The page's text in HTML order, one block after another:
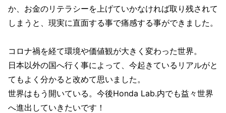
か、お金のリテラシーを上げていかなければ取り残されて
しまうと、現実に直面する事で痛感する事ができました。
コロナ禍を経て環境や価値観が大きく変わった世界。
日本以外の国へ行く事によって、今起きているリアルがと
てもよく分かると改めて思いました。
世界はもう開いている。今後Honda Lab.内でも益々世界
へ進出していきたいです！